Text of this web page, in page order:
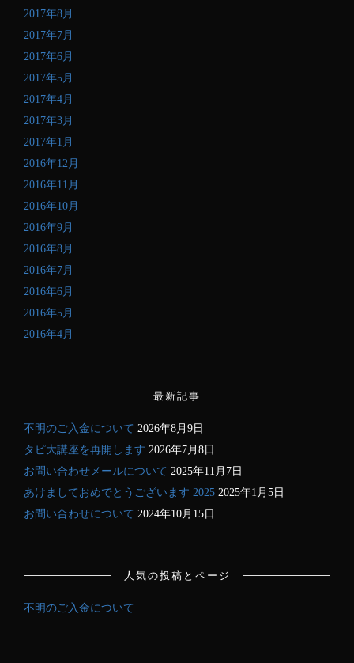
2017年8月
2017年7月
2017年6月
2017年5月
2017年4月
2017年3月
2017年1月
2016年12月
2016年11月
2016年10月
2016年9月
2016年8月
2016年7月
2016年6月
2016年5月
2016年4月
最新記事
不明のご入金について 2026年8月9日
タピ大講座を再開します 2026年7月8日
お問い合わせメールについて 2025年11月7日
あけましておめでとうございます 2025 2025年1月5日
お問い合わせについて 2024年10月15日
人気の投稿とページ
不明のご入金について